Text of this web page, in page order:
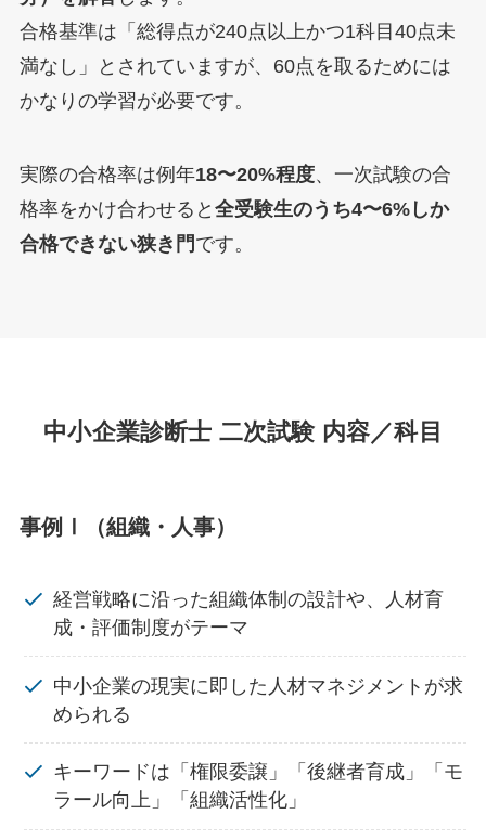
合格基準は「総得点が240点以上かつ1科目40点未
満なし」とされていますが、60点を取るためには
かなりの学習が必要です。
実際の合格率は例年18〜20%程度、一次試験の合
格率をかけ合わせると 全受験生のうち4〜6%しか
合格できない狭き門 です。
中小企業診断士 二次試験 内容／科目
事例Ⅰ（組織・人事）
経営戦略に沿った組織体制の設計や、人材育
成・評価制度がテーマ
中小企業の現実に即した人材マネジメントが求
められる
キーワードは「権限委譲」「後継者育成」「モ
ラール向上」「組織活性化」